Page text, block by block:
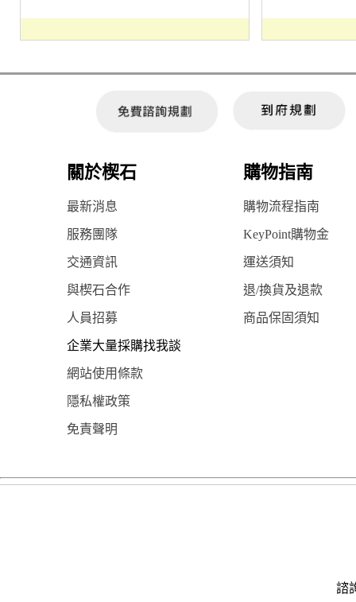
關於楔石 購物指南
最新消息 購物流程指南
服務團隊 KeyPoint購物金
交通資訊 運送須知
與楔石合作 退/換貨及退款
人員招募 商品保固須知
企業大量採購找我談
網站使用條款
隱私權政策
免責聲明
諮